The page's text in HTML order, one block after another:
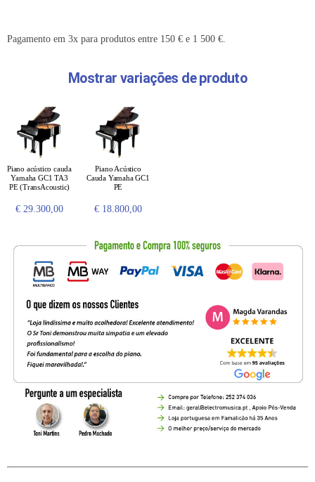
Pagamento em 3x para produtos entre 150 € e 1 500 €.
Mostrar variações de produto
Piano acústico cauda
Yamaha GC1 TA3
PE (TransAcoustic)
€ 29.300,00
Piano Acústico
Cauda Yamaha GC1
PE
€ 18.800,00